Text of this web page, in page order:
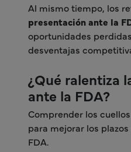
Al mismo tiempo, los
presentación ante la
oportunidades
desventajas
¿Qué ralentiza
ante la FDA?
Comprender los
para mejorar los
FDA.